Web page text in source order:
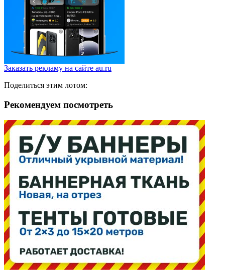
Заказать рекламу на сайте au.ru
Поделиться этим лотом:
Рекомендуем посмотреть